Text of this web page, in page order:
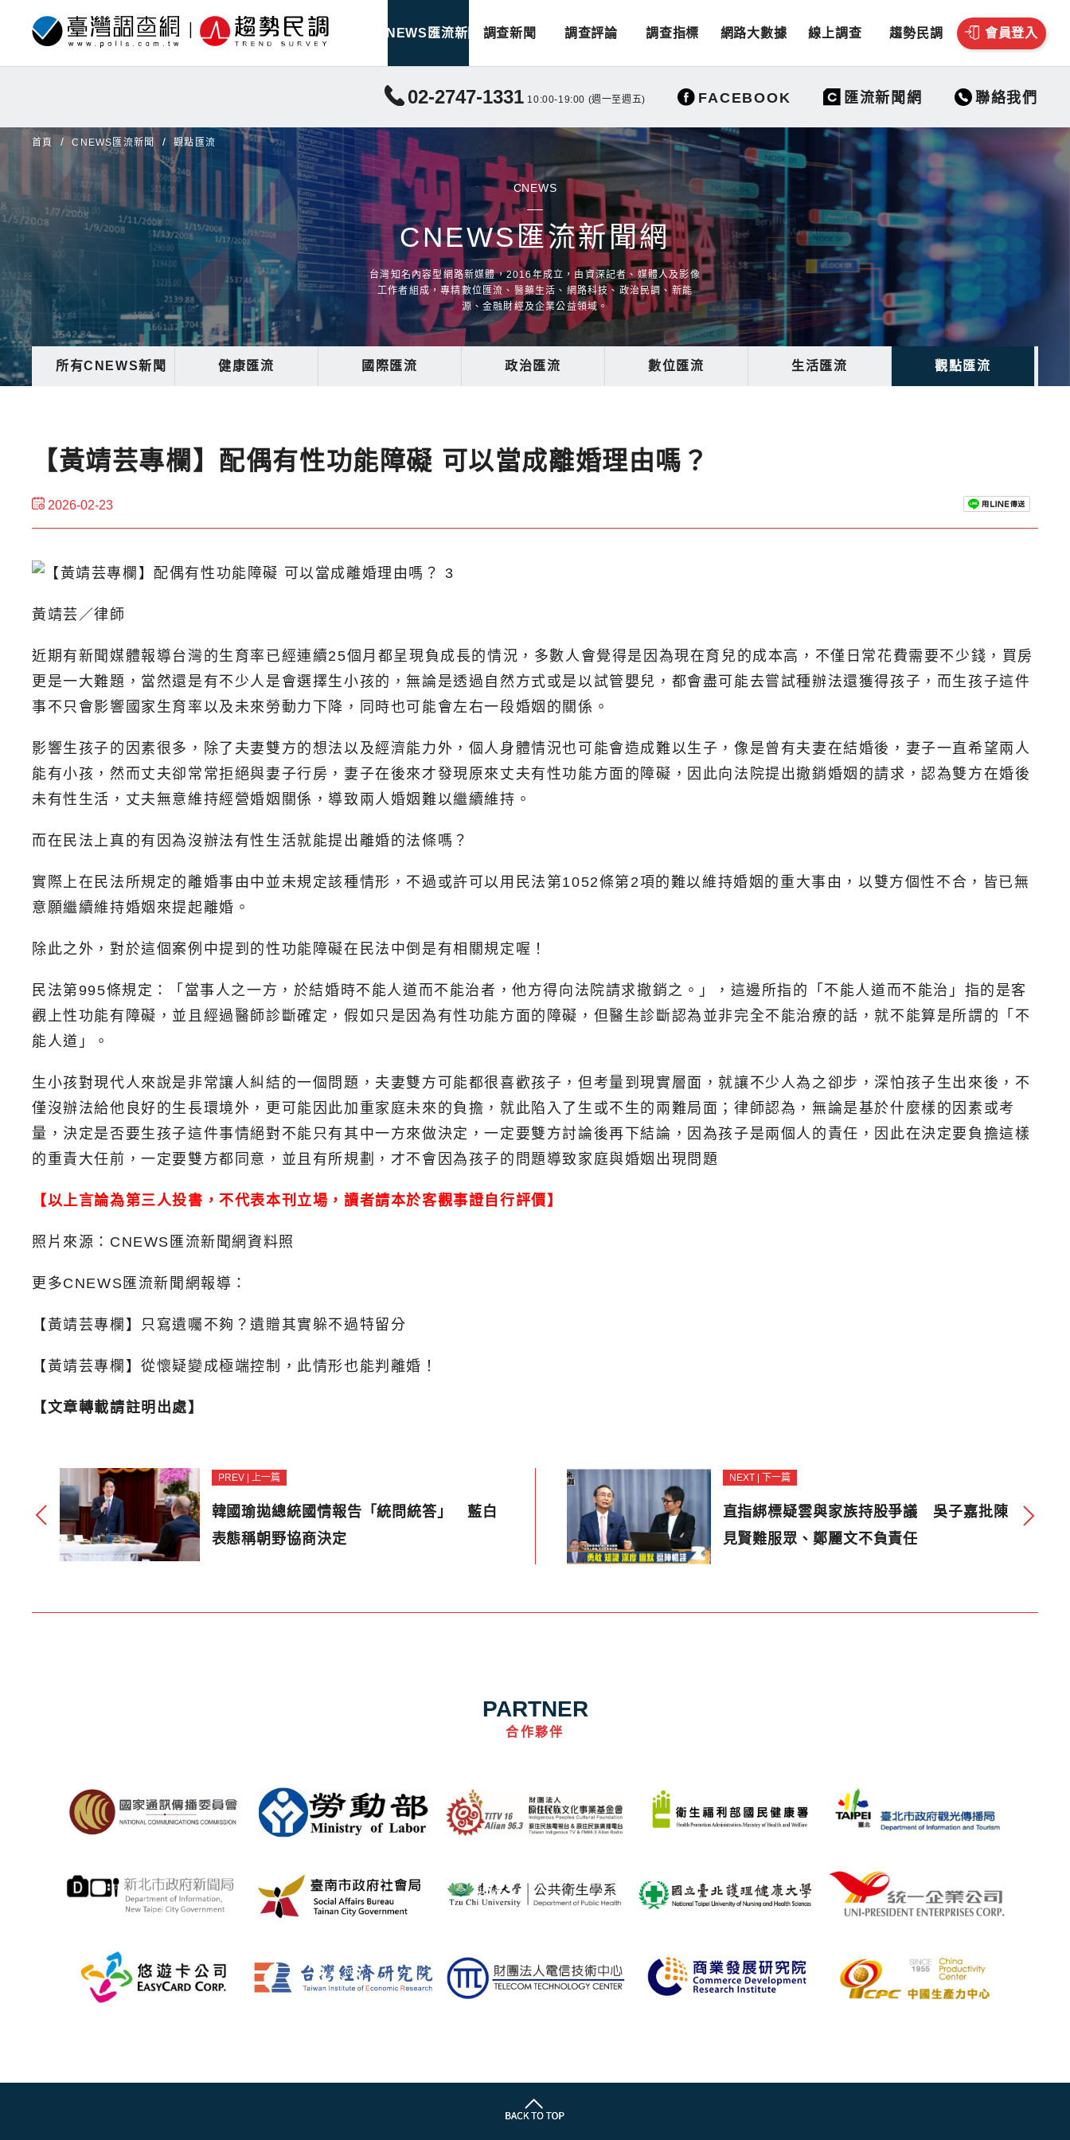
CNEWS匯流新聞 調查新聞 調查評論 調查指標 網路大數據 線上調查 趨勢民調 會員登入
02-2747-1331 10:00-19:00 (週一至週五) FACEBOOK 匯流新聞網 聯絡我們
首頁 CNEWS匯流新聞 觀點匯流
CNEWS
CNEWS匯流新聞網
台灣知名內容型網路新媒體，2016年成立，由資深記者、媒體人及影像
工作者組成，專精數位匯流、醫藥生活、網路科技、政治民調、新能
源、金融財經及企業公益領域。
所有CNEWS新聞 健康匯流 國際匯流 政治匯流 數位匯流 生活匯流 觀點匯流
【黃靖芸專欄】配偶有性功能障礙 可以當成離婚理由嗎？
2026-02-23
黃靖芸／律師
近期有新聞媒體報導台灣的生育率已經連續25個月都呈現負成長的情況，多數人會覺得是因為現在育兒的成本高，不僅日常花費需要不少錢，買房
更是一大難題，當然還是有不少人是會選擇生小孩的，無論是透過自然方式或是以試管嬰兒，都會盡可能去嘗試種辦法還獲得孩子，而生孩子這件
事不只會影響國家生育率以及未來勞動力下降，同時也可能會左右一段婚姻的關係。
影響生孩子的因素很多，除了夫妻雙方的想法以及經濟能力外，個人身體情況也可能會造成難以生子，像是曾有夫妻在結婚後，妻子一直希望兩人
能有小孩，然而丈夫卻常常拒絕與妻子行房，妻子在後來才發現原來丈夫有性功能方面的障礙，因此向法院提出撤銷婚姻的請求，認為雙方在婚後
未有性生活，丈夫無意維持經營婚姻關係，導致兩人婚姻難以繼續維持。
而在民法上真的有因為沒辦法有性生活就能提出離婚的法條嗎？
實際上在民法所規定的離婚事由中並未規定該種情形，不過或許可以用民法第1052條第2項的難以維持婚姻的重大事由，以雙方個性不合，皆已無
意願繼續維持婚姻來提起離婚。
除此之外，對於這個案例中提到的性功能障礙在民法中倒是有相關規定喔！
民法第995條規定：「當事人之一方，於結婚時不能人道而不能治者，他方得向法院請求撤銷之。」，這邊所指的「不能人道而不能治」指的是客
觀上性功能有障礙，並且經過醫師診斷確定，假如只是因為有性功能方面的障礙，但醫生診斷認為並非完全不能治療的話，就不能算是所謂的「不
能人道」。
生小孩對現代人來說是非常讓人糾結的一個問題，夫妻雙方可能都很喜歡孩子，但考量到現實層面，就讓不少人為之卻步，深怕孩子生出來後，不
僅沒辦法給他良好的生長環境外，更可能因此加重家庭未來的負擔，就此陷入了生或不生的兩難局面；律師認為，無論是基於什麼樣的因素或考
量，決定是否要生孩子這件事情絕對不能只有其中一方來做決定，一定要雙方討論後再下結論，因為孩子是兩個人的責任，因此在決定要負擔這樣
的重責大任前，一定要雙方都同意，並且有所規劃，才不會因為孩子的問題導致家庭與婚姻出現問題
【以上言論為第三人投書，不代表本刊立場，讀者請本於客觀事證自行評價】
照片來源：CNEWS匯流新聞網資料照
更多CNEWS匯流新聞網報導：
【黃靖芸專欄】只寫遺囑不夠？遺贈其實躲不過特留分
【黃靖芸專欄】從懷疑變成極端控制，此情形也能判離婚！
【文章轉載請註明出處】
PREV | 上一篇
韓國瑜拋總統國情報告「統問統答」 藍白
表態稱朝野協商決定
NEXT | 下一篇
直指綁標疑雲與家族持股爭議 吳子嘉批陳
見賢難服眾、鄭麗文不負責任
PARTNER
合作夥伴